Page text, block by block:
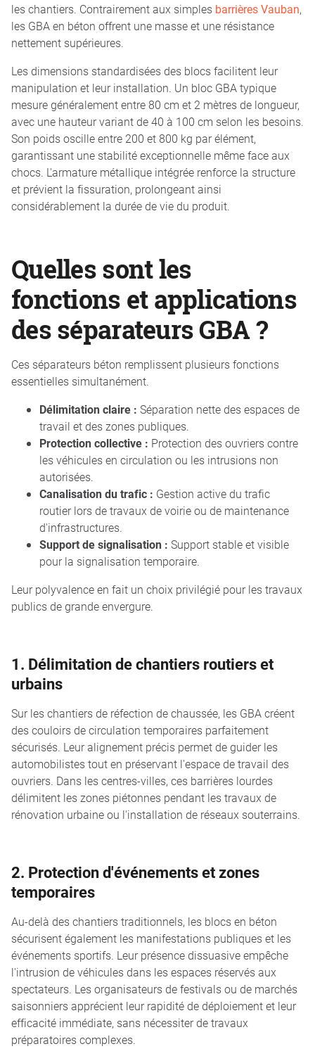
les chantiers. Contrairement aux simples barrières Vauban,
les GBA en béton offrent une masse et une résistance
nettement supérieures.
Les dimensions standardisées des blocs facilitent leur
manipulation et leur installation. Un bloc GBA typique
mesure généralement entre 80 cm et 2 mètres de longueur,
avec une hauteur variant de 40 à 100 cm selon les besoins.
Son poids oscille entre 200 et 800 kg par élément,
garantissant une stabilité exceptionnelle même face aux
chocs. L'armature métallique intégrée renforce la structure
et prévient la fissuration, prolongeant ainsi
considérablement la durée de vie du produit.
Quelles sont les
fonctions et applications
des séparateurs GBA ?
Ces séparateurs béton remplissent plusieurs fonctions
essentielles simultanément.
Délimitation claire : Séparation nette des espaces de
travail et des zones publiques.
Protection collective : Protection des ouvriers contre
les véhicules en circulation ou les intrusions non
autorisées.
Canalisation du trafic : Gestion active du trafic
routier lors de travaux de voirie ou de maintenance
d'infrastructures.
Support de signalisation : Support stable et visible
pour la signalisation temporaire.
Leur polyvalence en fait un choix privilégié pour les travaux
publics de grande envergure.
1. Délimitation de chantiers routiers et
urbains
Sur les chantiers de réfection de chaussée, les GBA créent
des couloirs de circulation temporaires parfaitement
sécurisés. Leur alignement précis permet de guider les
automobilistes tout en préservant l'espace de travail des
ouvriers. Dans les centres-villes, ces barrières lourdes
délimitent les zones piétonnes pendant les travaux de
rénovation urbaine ou l'installation de réseaux souterrains.
2. Protection d'événements et zones
temporaires
Au-delà des chantiers traditionnels, les blocs en béton
sécurisent également les manifestations publiques et les
événements sportifs. Leur présence dissuasive empêche
l'intrusion de véhicules dans les espaces réservés aux
spectateurs. Les organisateurs de festivals ou de marchés
saisonniers apprécient leur rapidité de déploiement et leur
efficacité immédiate, sans nécessiter de travaux
préparatoires complexes.